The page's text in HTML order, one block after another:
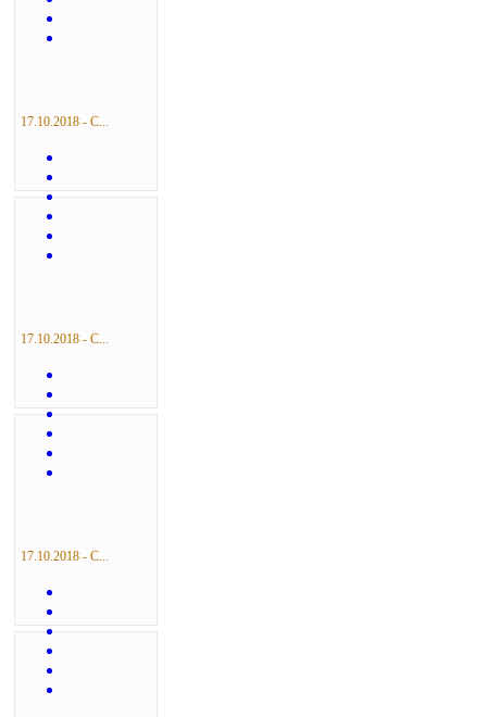
17.10.2018 - С...
17.10.2018 - С...
17.10.2018 - С...